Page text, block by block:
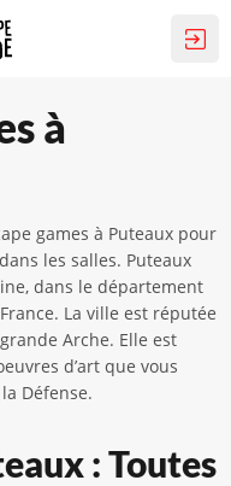
à
games à Puteaux pour
les salles. Puteaux
dans le département
La ville est réputée
Arche. Elle est
d’art que vous
Défense.
: Toutes